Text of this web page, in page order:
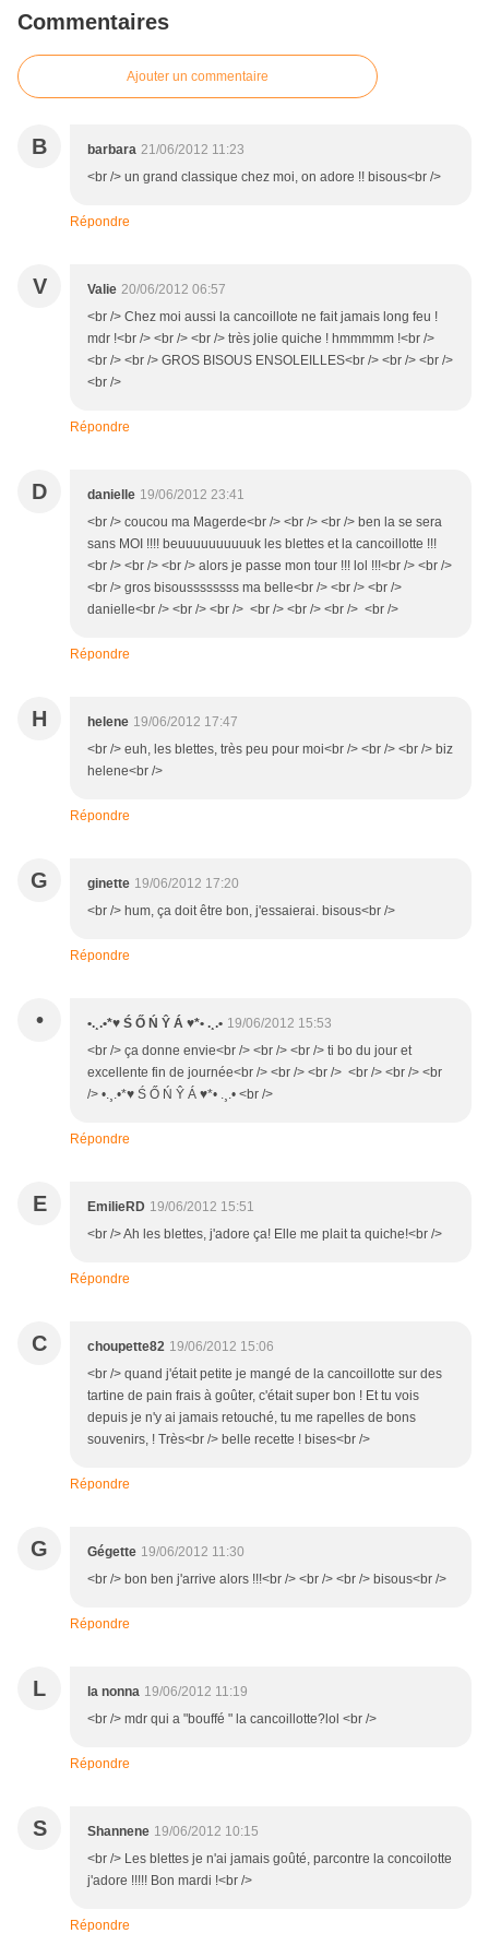
Commentaires
Ajouter un commentaire
B barbara 21/06/2012 11:23
<br /> un grand classique chez moi, on adore !! bisous<br />
Répondre
V Valie 20/06/2012 06:57
<br /> Chez moi aussi la cancoillote ne fait jamais long feu !
mdr !<br /> <br /> <br /> très jolie quiche ! hmmmmm !<br />
<br /> <br /> GROS BISOUS ENSOLEILLES<br /> <br /> <br />
<br />
Répondre
D danielle 19/06/2012 23:41
<br /> coucou ma Magerde<br /> <br /> <br /> ben la se sera
sans MOI !!!! beuuuuuuuuuuk les blettes et la cancoillotte !!!
<br /> <br /> <br /> alors je passe mon tour !!! lol !!!<br /> <br />
<br /> gros bisoussssssss ma belle<br /> <br /> <br />
danielle<br /> <br /> <br /> <br /> <br /> <br /> <br />
Répondre
H helene 19/06/2012 17:47
<br /> euh, les blettes, très peu pour moi<br /> <br /> <br /> biz
helene<br />
Répondre
G ginette 19/06/2012 17:20
<br /> hum, ça doit être bon, j'essaierai. bisous<br />
Répondre
• •.¸.•*♥ Ś Ő Ń Ŷ Á ♥*• .¸.• 19/06/2012 15:53
<br /> ça donne envie<br /> <br /> <br /> ti bo du jour et
excellente fin de journée<br /> <br /> <br /> <br /> <br /> <br
/> •.¸.•*♥ Ś Ő Ń Ŷ Á ♥*• .¸.• <br />
Répondre
E EmilieRD 19/06/2012 15:51
<br /> Ah les blettes, j'adore ça! Elle me plait ta quiche!<br />
Répondre
C choupette82 19/06/2012 15:06
<br /> quand j'était petite je mangé de la cancoillotte sur des
tartine de pain frais à goûter, c'était super bon ! Et tu vois
depuis je n'y ai jamais retouché, tu me rapelles de bons
souvenirs, ! Très<br /> belle recette ! bises<br />
Répondre
G Gégette 19/06/2012 11:30
<br /> bon ben j'arrive alors !!!<br /> <br /> <br /> bisous<br />
Répondre
L la nonna 19/06/2012 11:19
<br /> mdr qui a "bouffé " la cancoillotte?lol <br />
Répondre
S Shannene 19/06/2012 10:15
<br /> Les blettes je n'ai jamais goûté, parcontre la concoilotte
j'adore !!!!! Bon mardi !<br />
Répondre